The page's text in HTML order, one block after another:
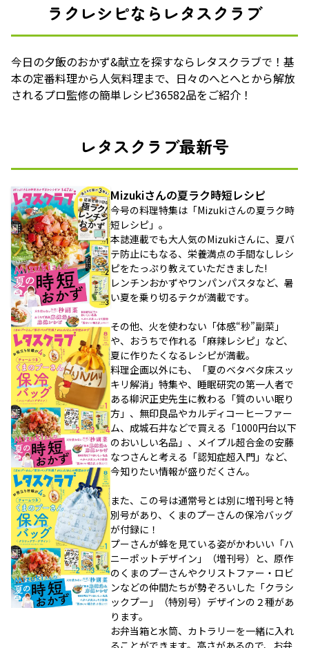
ラクレシピならレタスクラブ
今日の夕飯のおかず&献立を探すならレタスクラブで！基
本の定番料理から人気料理まで、日々のへとへとから解放
されるプロ監修の簡単レシピ36582品をご紹介！
レタスクラブ最新号
Mizukiさんの夏ラク時短レシピ
今号の料理特集は「Mizukiさんの夏ラク時
短レシピ」。
本誌連載でも大人気のMizukiさんに、夏バ
テ防止にもなる、栄養満点の手間なしレシ
ピをたっぷり教えていただきました!
レンチンおかずやワンパンパスタなど、暑
い夏を乗り切るテクが満載です。
その他、火を使わない「体感“秒”副菜」
や、おうちで作れる「麻辣レシピ」など、
夏に作りたくなるレシピが満載。
料理企画以外にも、「夏のベタベタ床スッ
キリ解消」特集や、睡眠研究の第一人者で
ある柳沢正史先生に教わる「質のいい眠り
方」、無印良品やカルディコーヒーファー
ム、成城石井などで買える「1000円台以下
のおいしい名品」、メイプル超合金の安藤
なつさんと考える「認知症超入門」など、
今知りたい情報が盛りだくさん。
また、この号は通常号とは別に増刊号と特
別号があり、くまのプーさんの保冷バッグ
が付録に！
プーさんが蜂を見ている姿がかわいい「ハ
ニーポットデザイン」（増刊号）と、原作
のくまのプーさんやクリストファー・ロビ
ンなどの仲間たちが勢ぞろいした「クラシ
ックプー」（特別号）デザインの２種があ
ります。
お弁当箱と水筒、カトラリーを一緒に入れ
ることができます。高さがあるので、お弁